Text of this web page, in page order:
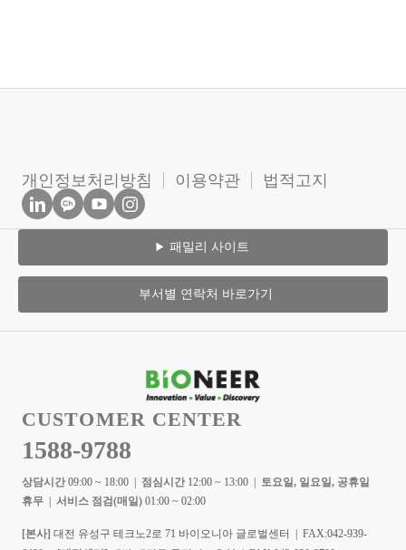
개인정보처리방침 이용약관 법적고지
패밀리 사이트
부서별 연락처 바로가기
CUSTOMER CENTER
1588-9788
상담시간 09:00 ~ 18:00 | 점심시간 12:00 ~ 13:00 | 토요일, 일요일, 공휴일
휴무 | 서비스 점검(매일) 01:00 ~ 02:00
[본사] 대전 유성구 테크노2로 71 바이오니아 글로벌센터 | FAX:042-939-